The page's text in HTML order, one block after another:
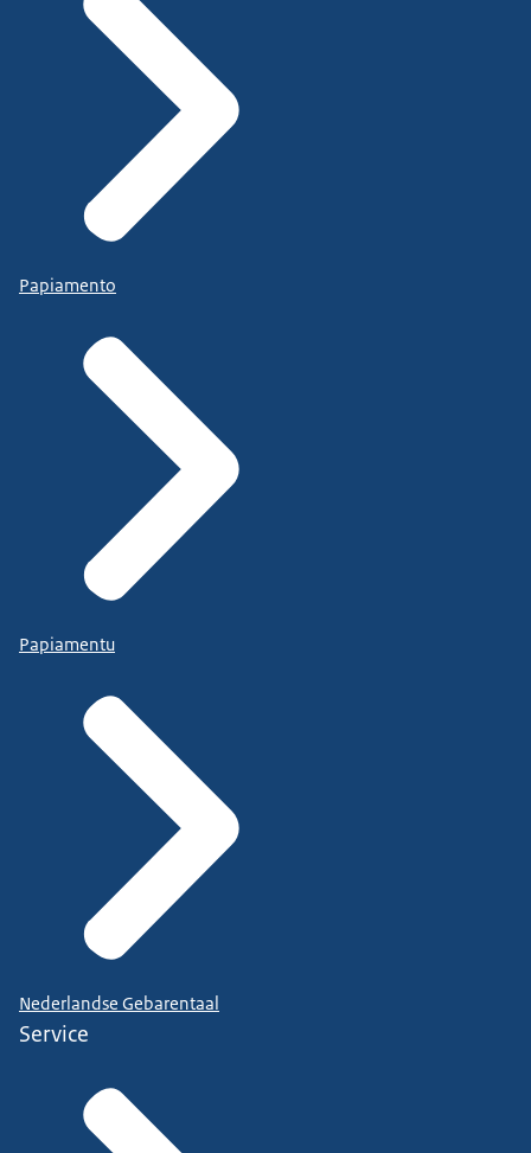
Papiamento
Papiamentu
Nederlandse Gebarentaal
Service